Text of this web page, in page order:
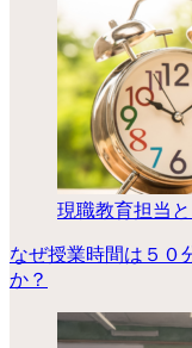
現職教育担当
なぜ授業時間は５０
か？